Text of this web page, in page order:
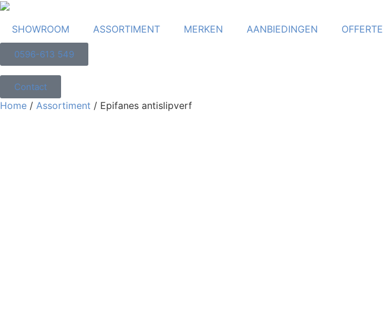
SHOWROOM ASSORTIMENT MERKEN AANBIEDINGEN OFFERTE
0596-613 549
Contact
Home / Assortiment / Epifanes antislipverf